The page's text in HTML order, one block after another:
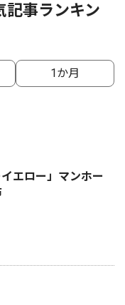
記事ランキン
1か月
エロー」マンホー